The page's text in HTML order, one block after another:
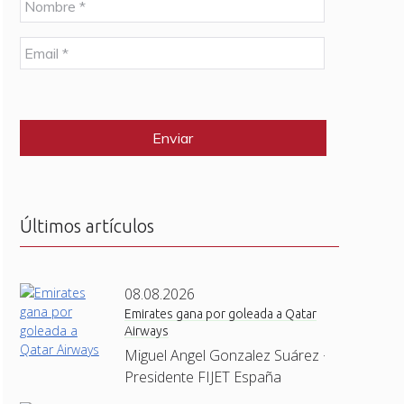
o
m
b
r
E
m
l
Últimos artículos
08.08.2026
Emirates gana por goleada a Qatar
Airways
Miguel Angel Gonzalez Suárez ·
Presidente FIJET España